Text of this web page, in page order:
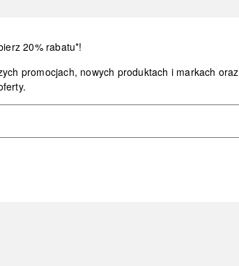
20% rabatu*!
promocjach, nowych produktach i markach oraz